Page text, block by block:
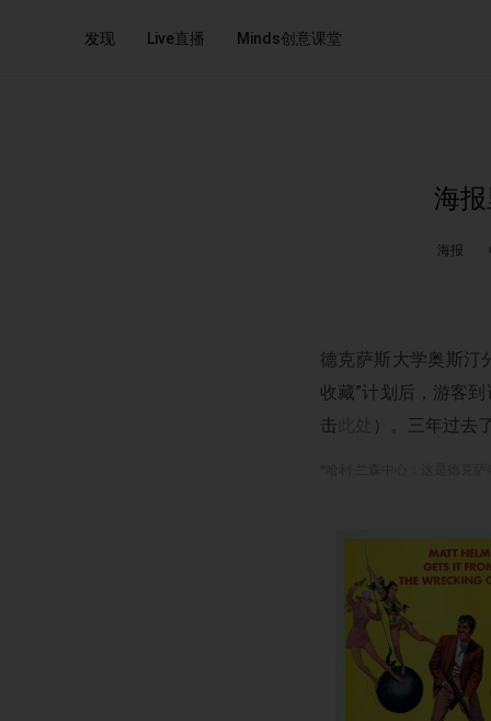
发现 Live直播 Minds创意课堂
海
海报
德克萨斯大学奥斯汀
收藏”计划后，游客
击
）。三年过去